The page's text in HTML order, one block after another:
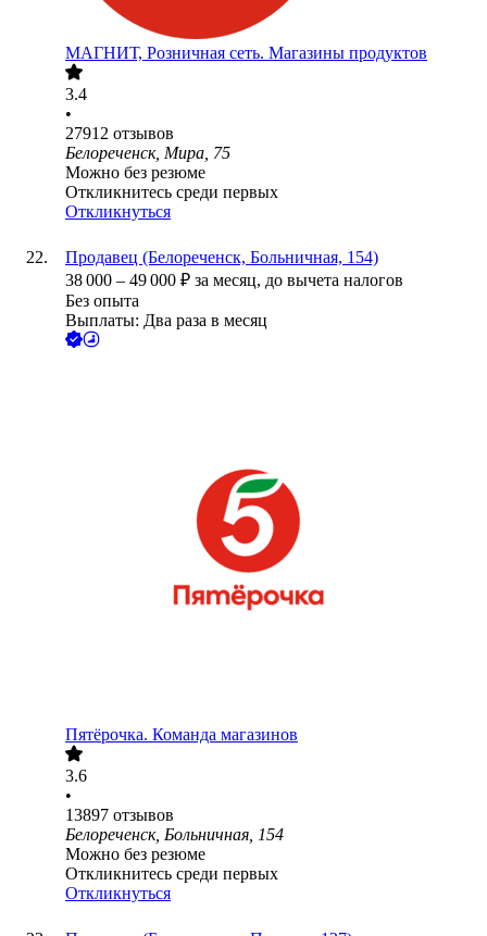
МАГНИТ, Розничная сеть. Магазины продуктов
3.4
•
27912 отзывов
Белореченск, Мира, 75
Можно без резюме
Откликнитесь среди первых
Откликнуться
Продавец (Белореченск, Больничная, 154)
38 000 – 49 000 ₽ за месяц, до вычета налогов
Без опыта
Выплаты: Два раза в месяц
Пятёрочка. Команда магазинов
3.6
•
13897 отзывов
Белореченск, Больничная, 154
Можно без резюме
Откликнитесь среди первых
Откликнуться